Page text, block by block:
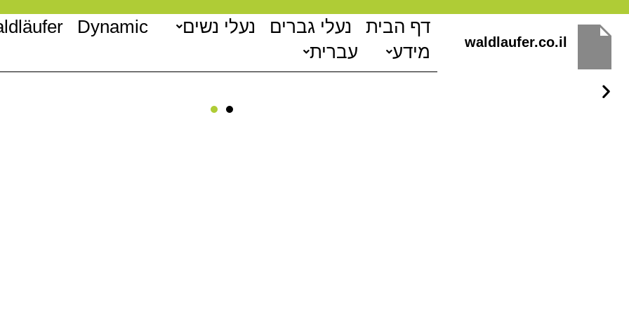
דילוג
לתוכן
waldlaufer.co.il
דף הבית נעלי גברים נעלי נשים Dynamic
מידע
עברית